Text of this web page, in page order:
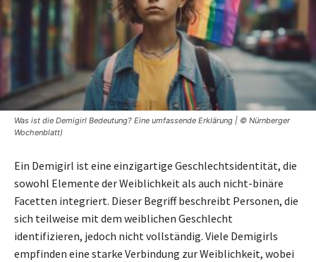
Was ist die Demigirl Bedeutung? Eine umfassende Erklärung | © Nürnberger
Wochenblatt)
Ein Demigirl ist eine einzigartige Geschlechtsidentität, die
sowohl Elemente der Weiblichkeit als auch nicht-binäre
Facetten integriert. Dieser Begriff beschreibt Personen, die
sich teilweise mit dem weiblichen Geschlecht
identifizieren, jedoch nicht vollständig. Viele Demigirls
empfinden eine starke Verbindung zur Weiblichkeit, wobei